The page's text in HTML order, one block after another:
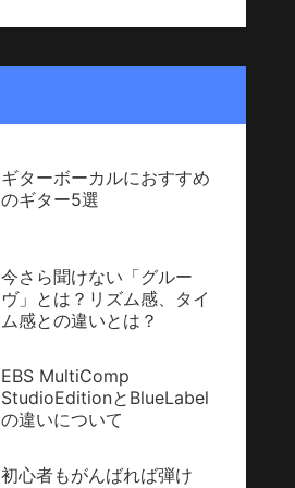
ギターボーカルにおすすめ
のギター5選
今さら聞けない「グルー
ヴ」とは？リズム感、タイ
ム感との違いとは？
EBS MultiComp
StudioEditionとBlueLabel
の違いについて
初心者もがんばれば弾け